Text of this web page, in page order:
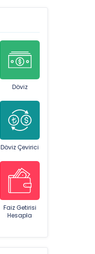
Döviz
Döviz Çevirici
Faiz Getirisi
Hesapla